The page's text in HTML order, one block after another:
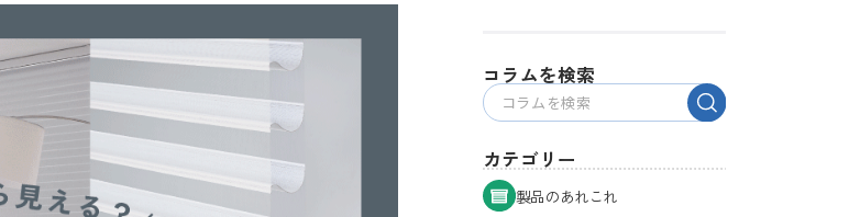
コラムを検索
カテゴリー
製品のあれこれ